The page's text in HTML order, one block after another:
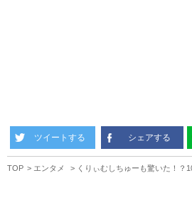
ツイートする シェアする
TOP エンタメ くりぃむしちゅーも驚いた！？